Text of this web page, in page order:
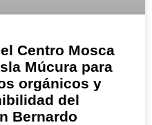
Centro Mosca
Múcura para
orgánicos y
del
Bernardo